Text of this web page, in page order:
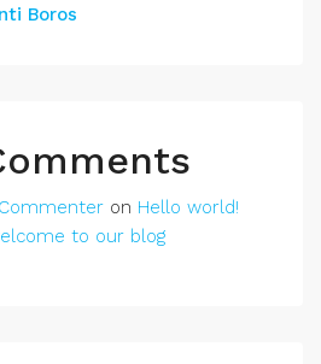
Boros
on Hello world!
to our blog